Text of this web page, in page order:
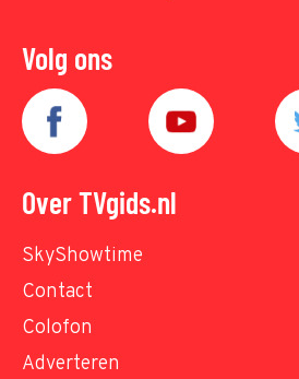
Volg ons
Over TVgids.nl
SkyShowtime
Contact
Colofon
Adverteren